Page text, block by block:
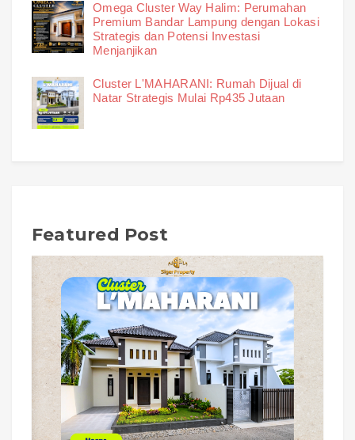
Omega Cluster Way Halim: Perumahan
Premium Bandar Lampung dengan Lokasi
Strategis dan Potensi Investasi
Menjanjikan
Cluster L'MAHARANI: Rumah Dijual di
Natar Strategis Mulai Rp435 Jutaan
Featured Post